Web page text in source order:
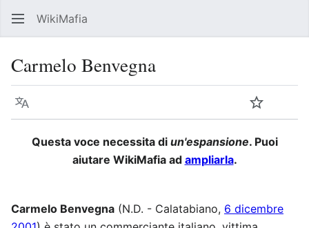
WikiMafia
Carmelo Benvegna
Lingua Segui
Questa voce necessita di un'espansione. Puoi
aiutare WikiMafia ad ampliarla.
Carmelo Benvegna (N.D. - Calatabiano, 6 dicembre